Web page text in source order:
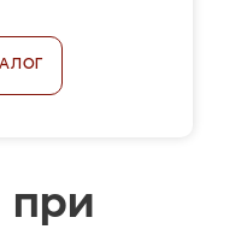
при